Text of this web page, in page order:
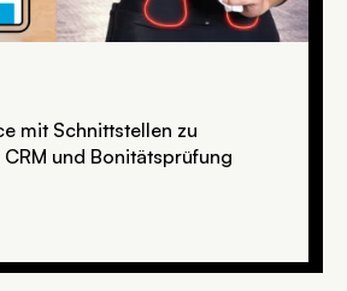
mit Schnittstellen zu
und Bonitätsprüfung